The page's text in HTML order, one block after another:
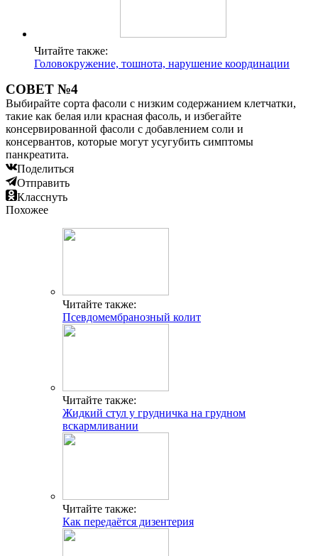
Читайте также:
Головокружение, тошнота, нарушение координации
СОВЕТ №4
Выбирайте сорта фасоли с низким содержанием клетчатки,
такие как белая или красная фасоль, и избегайте
консервированной фасоли с добавлением соли и
консервантов, которые могут усугубить симптомы
панкреатита.
Поделиться
Отправить
Класснуть
Похожее
Читайте также:
Псевдомембранозный колит
Читайте также:
Жидкий стул у грудничка на грудном
вскармливании
Читайте также:
Как передаётся дизентерия